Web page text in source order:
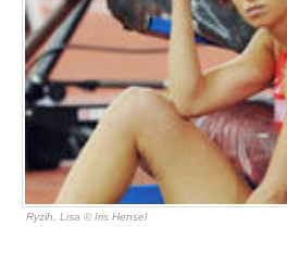
Ryzih, Lisa © Iris Hensel